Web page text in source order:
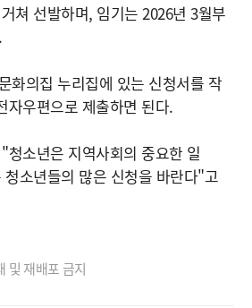
쳐 선발하며, 임기는 2026년 3월부
화의집 누리집에 있는 신청서를 작
자우편으로 제출하면 된다.
청소년은 지역사회의 중요한 일
소년들의 많은 신청을 바란다"고
재배포 금지